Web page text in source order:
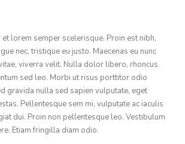
lorem semper scelerisque. Proin est nibh,
nec, tristique eu justo. Maecenas eu nunc
viverra velit. Nulla dolor libero, rhoncus
sed leo. Morbi ut risus porttitor odio
gravida nulla sed sapien vulputate, eget
Pellentesque sem mi, vulputate ac iaculis
dui. Proin non pellentesque leo. Vestibulum
Etiam fringilla diam odio.